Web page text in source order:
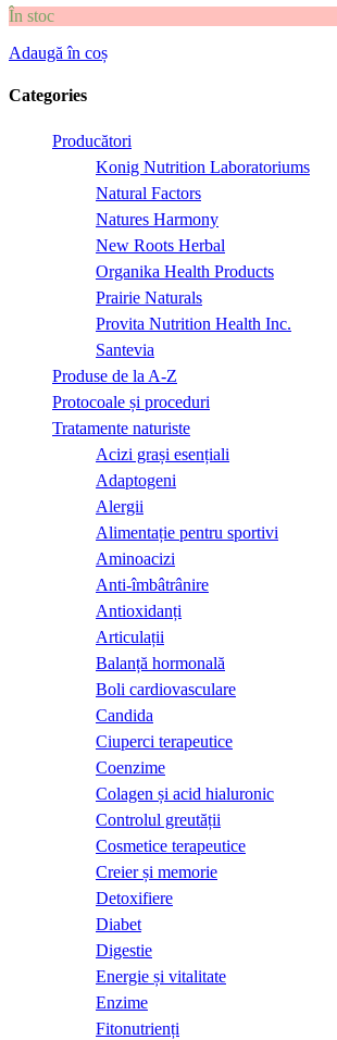
În stoc
Adaugă în coș
Categories
Producători
Konig Nutrition Laboratoriums
Natural Factors
Natures Harmony
New Roots Herbal
Organika Health Products
Prairie Naturals
Provita Nutrition Health Inc.
Santevia
Produse de la A-Z
Protocoale și proceduri
Tratamente naturiste
Acizi grași esențiali
Adaptogeni
Alergii
Alimentație pentru sportivi
Aminoacizi
Anti-îmbâtrânire
Antioxidanți
Articulații
Balanță hormonală
Boli cardiovasculare
Candida
Ciuperci terapeutice
Coenzime
Colagen și acid hialuronic
Controlul greutății
Cosmetice terapeutice
Creier și memorie
Detoxifiere
Diabet
Digestie
Energie și vitalitate
Enzime
Fitonutrienți